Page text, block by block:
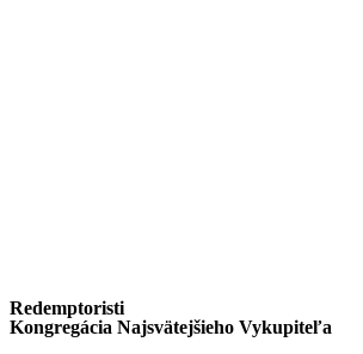
Redemptoristi
Kongregácia Najsvätejšieho Vykupiteľa